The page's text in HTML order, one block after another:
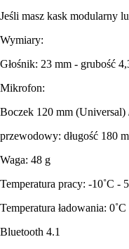
Jeśli masz kask modularny
Wymiary:
Głośnik: 23 mm - grubość
Mikrofon:
Boczek 120 mm
przewodowy: długość 180
Waga: 48 g
Temperatura pracy: -10˚C -
Temperatura ładowania: 0˚C
Bluetooth 4.1